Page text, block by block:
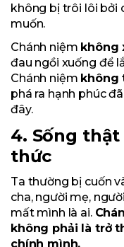
không bị trôi lôi bởi
muốn.
Chánh niệm không
đau ngồi xuống để
Chánh niệm không
phá ra hạnh phúc
đây.
4. Sống
thức
Ta thường bị cuốn
cha, người mẹ,
mất mình là ai.
không phải là trở
chính mình.